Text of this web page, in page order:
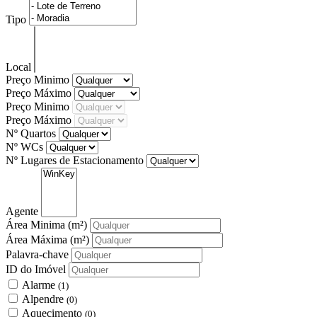
Tipo
Local
Preço Minimo
Preço Máximo
Preço Minimo
Preço Máximo
Nº Quartos
Nº WCs
Nº Lugares de Estacionamento
Agente
Área Minima (m²)
Área Máxima (m²)
Palavra-chave
ID do Imóvel
Alarme (1)
Alpendre (0)
Aquecimento (0)